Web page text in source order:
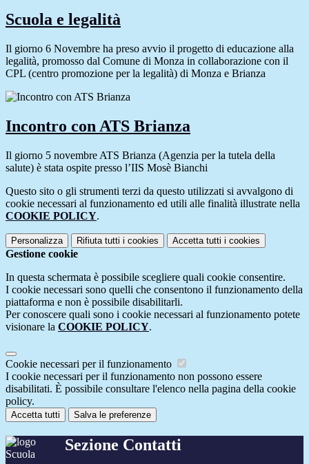
Scuola e legalità
Il giorno 6 Novembre ha preso avvio il progetto di educazione alla
legalità, promosso dal Comune di Monza in collaborazione con il
CPL (centro promozione per la legalità) di Monza e Brianza
Incontro con ATS Brianza
Il giorno 5 novembre ATS Brianza (Agenzia per la tutela della
salute) è stata ospite presso l’IIS Mosè Bianchi
Questo sito o gli strumenti terzi da questo utilizzati si avvalgono di
cookie necessari al funzionamento ed utili alle finalità illustrate nella
COOKIE POLICY.
Personalizza Rifiuta tutti i cookies Accetta tutti i cookies
Gestione cookie
In questa schermata è possibile scegliere quali cookie consentire.
I cookie necessari sono quelli che consentono il funzionamento della
piattaforma e non è possibile disabilitarli.
Per conoscere quali sono i cookie necessari al funzionamento potete
visionare la COOKIE POLICY.
Cookie necessari per il funzionamento
I cookie necessari per il funzionamento non possono essere
disabilitati. È possibile consultare l'elenco nella pagina della cookie
policy.
Accetta tutti Salva le preferenze
Sezione Contatti